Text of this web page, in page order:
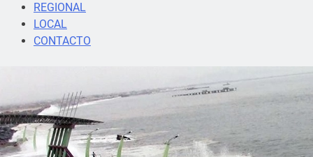
REGIONAL
LOCAL
CONTACTO